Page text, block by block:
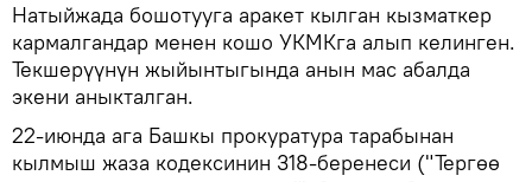
Натыйжада бошотууга аракет кылган кызматкер
кармалгандар менен кошо УКМКга алып келинген.
Текшерүүнүн жыйынтыгында анын мас абалда
экени аныкталган.
22-июнда ага Башкы прокуратура тарабынан
кылмыш жаза кодексинин 318-беренеси ("Тергөө